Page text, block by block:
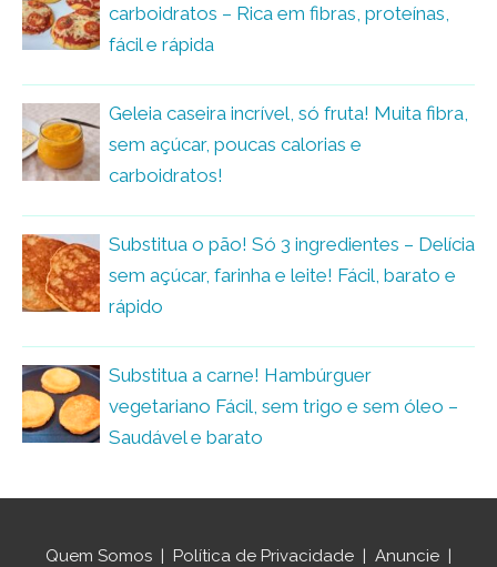
carboidratos – Rica em fibras, proteínas,
fácil e rápida
Geleia caseira incrível, só fruta! Muita fibra,
sem açúcar, poucas calorias e
carboidratos!
Substitua o pão! Só 3 ingredientes – Delícia
sem açúcar, farinha e leite! Fácil, barato e
rápido
Substitua a carne! Hambúrguer
vegetariano Fácil, sem trigo e sem óleo –
Saudável e barato
Quem Somos | Política de Privacidade | Anuncie |